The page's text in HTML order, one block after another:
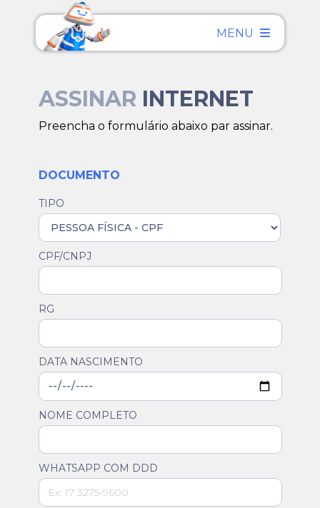
MENU
ASSINAR INTERNET
Preencha o formulário abaixo par assinar.
DOCUMENTO
TIPO
CPF/CNPJ
RG
DATA NASCIMENTO
NOME COMPLETO
WHATSAPP COM DDD